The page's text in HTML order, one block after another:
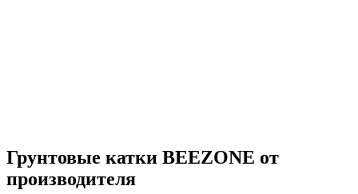
Грунтовые катки BEEZONE от
производителя